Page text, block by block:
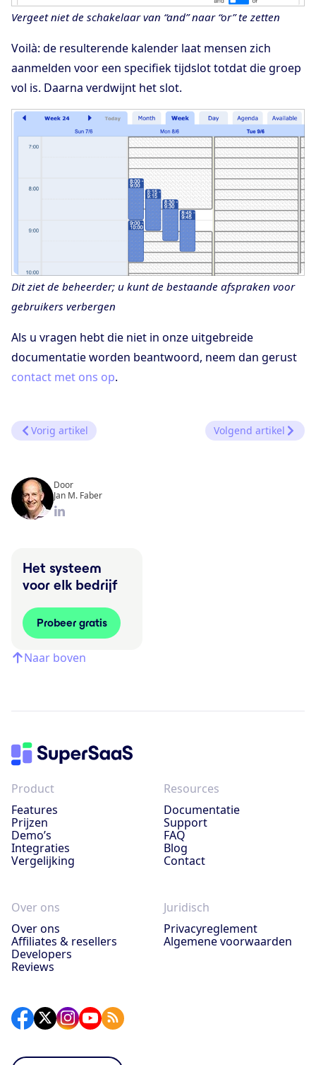
Vergeet niet de schakelaar van “and” naar “or” te zetten
Voilà: de resulterende kalender laat mensen zich
aanmelden voor een specifiek tijdslot totdat die groep
vol is. Daarna verdwijnt het slot.
Dit ziet de beheerder; u kunt de bestaande afspraken voor
gebruikers verbergen
Als u vragen hebt die niet in onze uitgebreide
documentatie worden beantwoord, neem dan gerust
contact met ons op.
Vorig artikel Volgend artikel
Door
Jan M. Faber
Het systeem
voor elk bedrijf
Probeer gratis
Naar boven
Product
Features
Prijzen
Demo’s
Integraties
Vergelijking
Resources
Documentatie
Support
FAQ
Blog
Contact
Over ons
Over ons
Affiliates & resellers
Developers
Reviews
Juridisch
Privacyreglement
Algemene voorwaarden